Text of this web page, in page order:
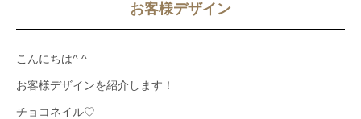
お客様デザイン
こんにちは^ ^
お客様デザインを紹介します！
チョコネイル♡